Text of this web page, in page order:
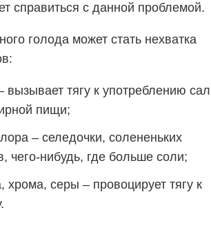
справиться с данной проблемой.
голода может стать нехватка
вызывает тягу к употреблению
пищи;
– селедочки, солененьких
чего-нибудь, где больше соли;
серы – провоцирует тягу к